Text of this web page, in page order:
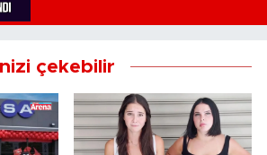
çekebilir